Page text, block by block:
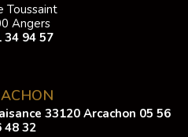
Toussaint
Angers
34 94 57
33120 Arcachon 05 56
48 32